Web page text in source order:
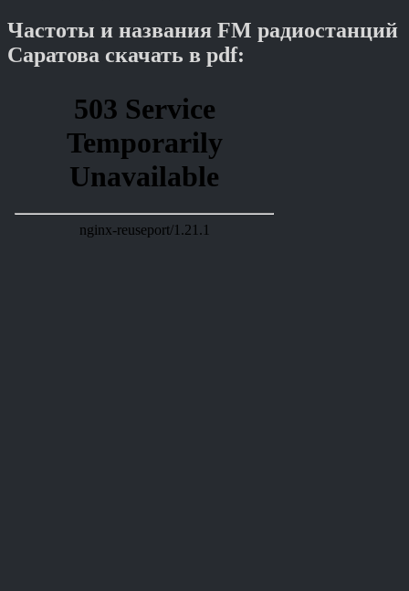
Частоты и названия FM радиостанций
Саратова скачать в pdf: